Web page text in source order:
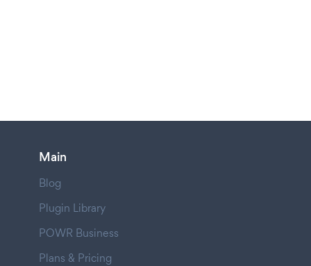
Main
Blog
Plugin Library
POWR Business
Plans & Pricing